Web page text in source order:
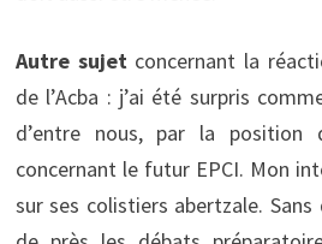
Autre sujet concernant la
de l’Acba : j’ai été surpris
d’entre nous, par la position
concernant le futur EPCI. Mon
sur ses colistiers abertzale. Sans